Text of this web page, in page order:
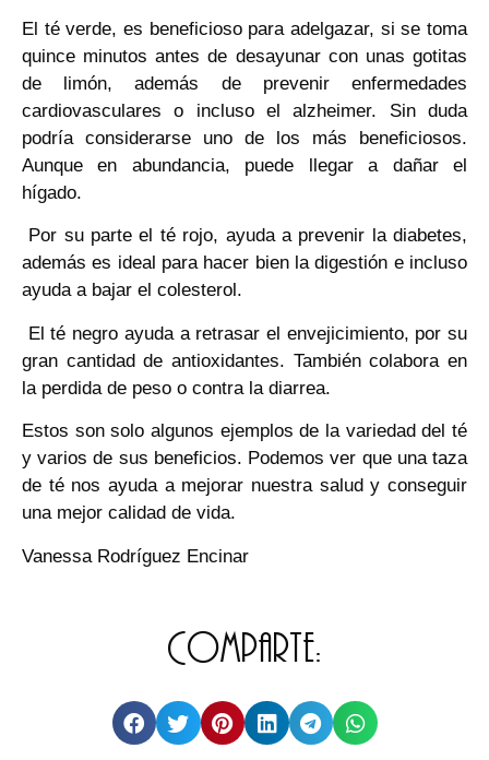
El té verde, es beneficioso para adelgazar, si se toma
quince minutos antes de desayunar con unas gotitas
de limón, además de prevenir enfermedades
cardiovasculares o incluso el alzheimer. Sin duda
podría considerarse uno de los más beneficiosos.
Aunque en abundancia, puede llegar a dañar el
hígado.
Por su parte el té rojo, ayuda a prevenir la diabetes,
además es ideal para hacer bien la digestión e incluso
ayuda a bajar el colesterol.
El té negro ayuda a retrasar el envejicimiento, por su
gran cantidad de antioxidantes. También colabora en
la perdida de peso o contra la diarrea.
Estos son solo algunos ejemplos de la variedad del té
y varios de sus beneficios. Podemos ver que una taza
de té nos ayuda a mejorar nuestra salud y conseguir
una mejor calidad de vida.
Vanessa Rodríguez Encinar
Comparte: